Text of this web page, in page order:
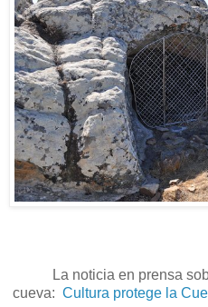
La noticia en prensa
cueva: Cultura protege la